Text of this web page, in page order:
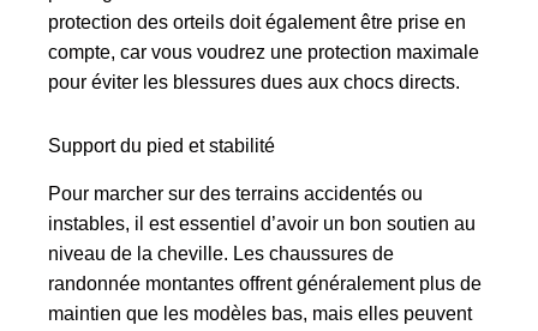
protection des orteils doit également être prise en
compte, car vous voudrez une protection maximale
pour éviter les blessures dues aux chocs directs.
Support du pied et stabilité
Pour marcher sur des terrains accidentés ou
instables, il est essentiel d’avoir un bon soutien au
niveau de la cheville. Les chaussures de
randonnée montantes offrent généralement plus de
maintien que les modèles bas, mais elles peuvent